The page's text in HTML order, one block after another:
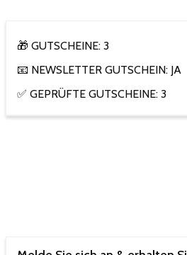
🎁 GUTSCHEINE: 3
📧 NEWSLETTER GUTSCHEIN: JA
✅ GEPRÜFTE GUTSCHEINE: 3